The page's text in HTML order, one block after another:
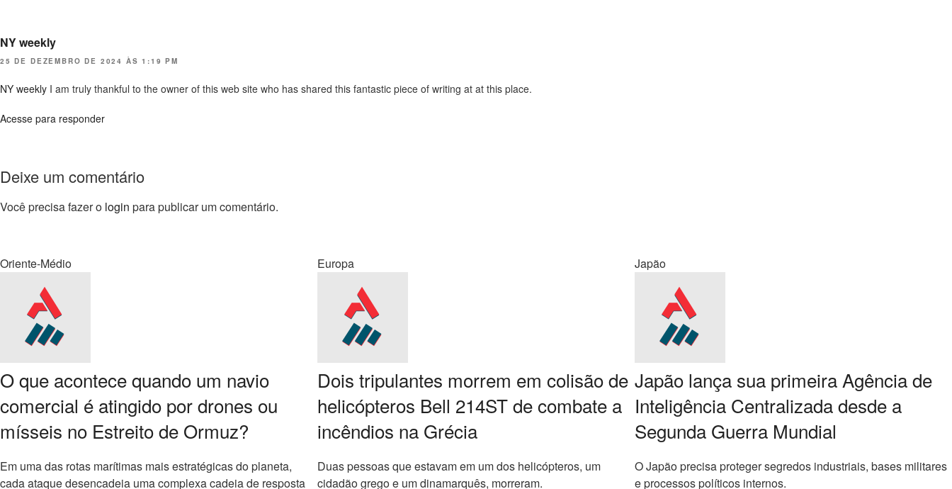
NY weekly
25 DE DEZEMBRO DE 2024 ÀS 1:19 PM
NY weekly I am truly thankful to the owner of this web site who has shared this fantastic piece of writing at at this place.
Acesse para responder
Deixe um comentário
Você precisa fazer o login para publicar um comentário.
Oriente-Médio
O que acontece quando um navio
comercial é atingido por drones ou
mísseis no Estreito de Ormuz?
Em uma das rotas marítimas mais estratégicas do planeta,
cada ataque desencadeia uma complexa cadeia de resposta
Europa
Dois tripulantes morrem em colisão de
helicópteros Bell 214ST de combate a
incêndios na Grécia
Duas pessoas que estavam em um dos helicópteros, um
cidadão grego e um dinamarquês, morreram.
Japão
Japão lança sua primeira Agência de
Inteligência Centralizada desde a
Segunda Guerra Mundial
O Japão precisa proteger segredos industriais, bases militares
e processos políticos internos.